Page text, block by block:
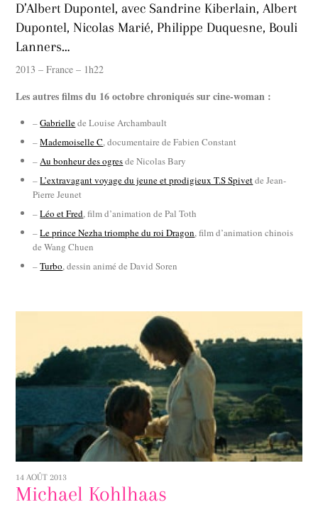
D’Albert Dupontel, avec Sandrine Kiberlain, Albert
Dupontel, Nicolas Marié, Philippe Duquesne, Bouli
Lanners…
2013 – France – 1h22
Les autres films du 16 octobre chroniqués sur cine-woman :
–Gabriellede Louise Archambault
–Mademoiselle C, documentaire de Fabien Constant
–Au bonheur des ogresde Nicolas Bary
–L’extravagant voyage du jeune et prodigieux T.S Spivetde Jean-
Pierre Jeunet
–Léo et Fred, film d’animation de Pal Toth
–Le prince Nezha triomphe du roi Dragon, film d’animation chinois
de Wang Chuen
–Turbo, dessin animé de David Soren
14 AOÛT 2013
Michael Kohlhaas